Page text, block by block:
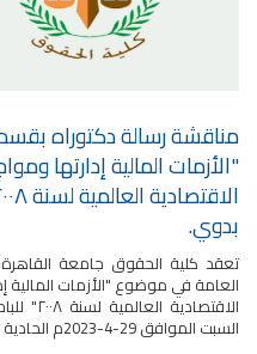
مناقشة رسالة دكتوراه
"الأزمات المالية إدارتها
بدوي.
تعقد كلية الحقوق جامعة
العامة في موضوع "الأزمات المالية
السبت الموافق 29-4-2023م الحادية عشرة صباحًا بمقر الكلية بقاعة المؤتمرات.